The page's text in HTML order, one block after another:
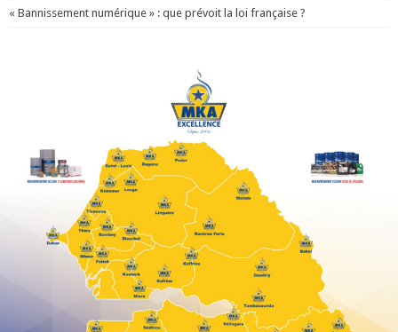
« Bannissement numérique » : que prévoit la loi française ?